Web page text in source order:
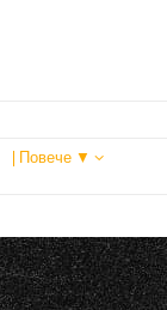
| Повече ▼